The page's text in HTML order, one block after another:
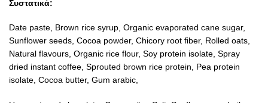
Συστατικά:
Date paste, Brown rice syrup, Organic evaporated cane sugar,
Sunflower seeds, Cocoa powder, Chicory root fiber, Rolled oats,
Natural flavours, Organic rice flour, Soy protein isolate, Spray
dried instant coffee, Sprouted brown rice protein, Pea protein
isolate, Cocoa butter, Gum arabic,